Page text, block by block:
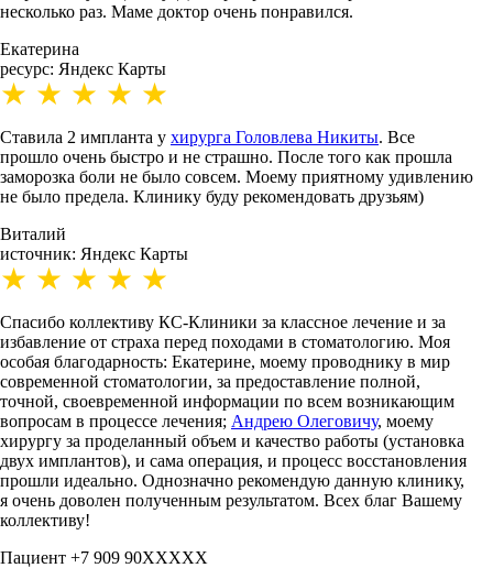
несколько раз. Маме доктор очень понравился.
Екатерина
ресурс: Яндекс Карты
Ставила 2 импланта у хирурга Головлева Никиты. Все
прошло очень быстро и не страшно. После того как прошла
заморозка боли не было совсем. Моему приятному удивлению
не было предела. Клинику буду рекомендовать друзьям)
Виталий
источник: Яндекс Карты
Спасибо коллективу КС-Клиники за классное лечение и за
избавление от страха перед походами в стоматологию. Моя
особая благодарность: Екатерине, моему проводнику в мир
современной стоматологии, за предоставление полной,
точной, своевременной информации по всем возникающим
вопросам в процессе лечения; Андрею Олеговичу, моему
хирургу за проделанный объем и качество работы (установка
двух имплантов), и сама операция, и процесс восстановления
прошли идеально. Однозначно рекомендую данную клинику,
я очень доволен полученным результатом. Всех благ Вашему
коллективу!
Пациент +7 909 90XXXXX